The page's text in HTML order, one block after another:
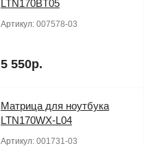
LTN170BT05
Артикул: 007578-03
5 550р.
Матрица для ноутбука
LTN170WX-L04
Артикул: 001731-03